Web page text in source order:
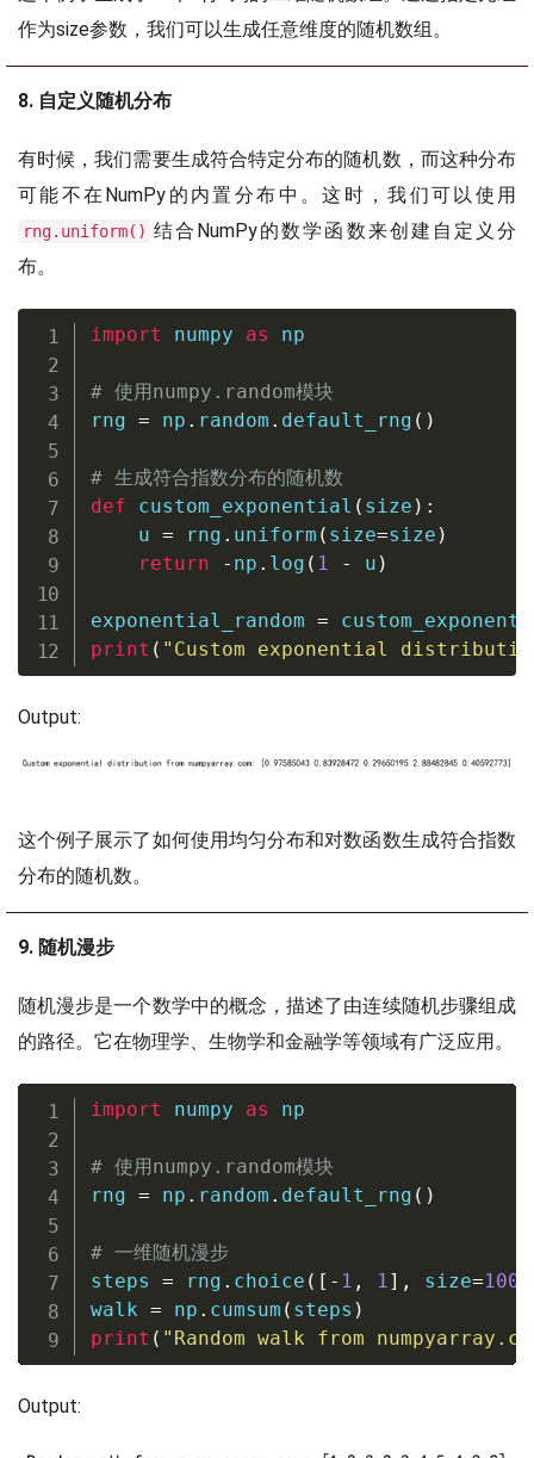
作为size参数，我们可以生成任意维度的随机数组。
8. 自定义随机分布
有时候，我们需要生成符合特定分布的随机数，而这种分布
可能不在NumPy的内置分布中。这时，我们可以使用
rng.uniform() 结合NumPy的数学函数来创建自定义分
布。
import numpy as np
# 使用numpy.random模块
rng = np . random . default_rng ( )
# 生成符合指数分布的随机数
def
custom_exponential ( size ) :
    u
= rng . uniform ( size=size )
return
- np . log ( 1 - u )
exponential_random =
print ( "Custom exponential
Output:
这个例子展示了如何使用均匀分布和对数函数生成符合指数
分布的随机数。
9. 随机漫步
随机漫步是一个数学中的概念，描述了由连续随机步骤组成
的路径。它在物理学、生物学和金融学等领域有广泛应用。
import numpy as np
# 使用numpy.random模块
rng = np . random . default_rng ( )
# 一维随机漫步
steps = rng . choice ( [ - 1 , 1] , size=1000
walk = np . cumsum ( steps )
print ( "Random walk from
Output: